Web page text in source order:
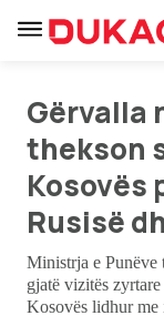
Lajme
Pikëpamje
Gërvalla
thekson
Kosovës
Rusisë
Ministrja e Punëve
gjatë vizitës
Kosovës lidhur me